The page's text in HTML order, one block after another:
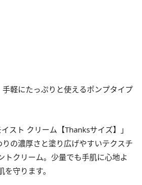
軽にたっぷりと使えるポンプタイプ
スト クリーム【Thanksサイズ】」
りの濃厚さと塗り広げやすいテクスチ
トクリーム。少量でも手肌に心地よ
守ります。